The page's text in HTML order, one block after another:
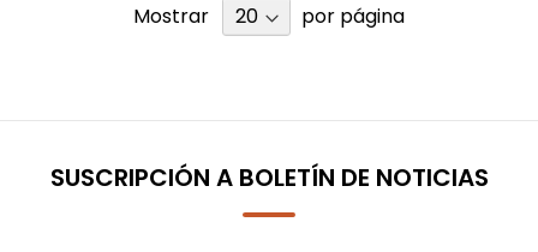
Mostrar por página
SUSCRIPCIÓN A BOLETÍN DE NOTICIAS